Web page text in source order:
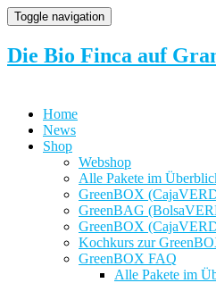
Toggle navigation
Die Bio Finca auf
Home
News
Shop
Webshop
Alle Pakete im
GreenBOX
GreenBAG
GreenBOX
Kochkurs zur
GreenBOX FAQ
Alle Pakete im